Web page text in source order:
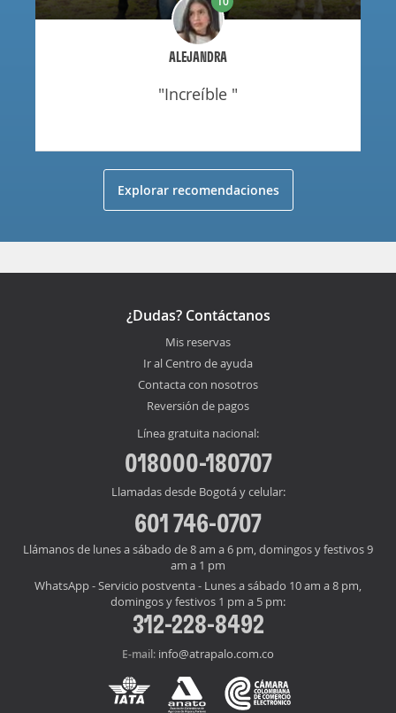
ALEJANDRA
"increíble "
Explorar recomendaciones
¿Dudas? Contáctanos
Mis reservas
Ir al Centro de ayuda
Contacta con nosotros
Reversión de pagos
Línea gratuita nacional:
018000-180707
Llamadas desde Bogotá y celular:
601 746-0707
Llámanos de lunes a sábado de 8 am a 6 pm, domingos y festivos 9
am a 1 pm
WhatsApp - Servicio postventa - Lunes a sábado 10 am a 8 pm,
domingos y festivos 1 pm a 5 pm:
312-228-8492
E-mail: info@atrapalo.com.co